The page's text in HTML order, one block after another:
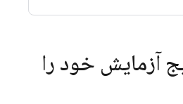
آزمایش خود را